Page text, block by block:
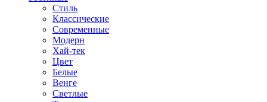
Стиль
Классические
Современные
Модерн
Хай-тек
Цвет
Белые
Венге
Светлые